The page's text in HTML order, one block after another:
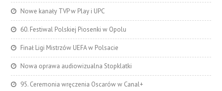
Nowe kanały TVP w Play i UPC
60. Festiwal Polskiej Piosenki w Opolu
Finał Ligi Mistrzów UEFA w Polsacie
Nowa oprawa audiowizualna Stopklatki
95. Ceremonia wręczenia Oscarów w Canal+